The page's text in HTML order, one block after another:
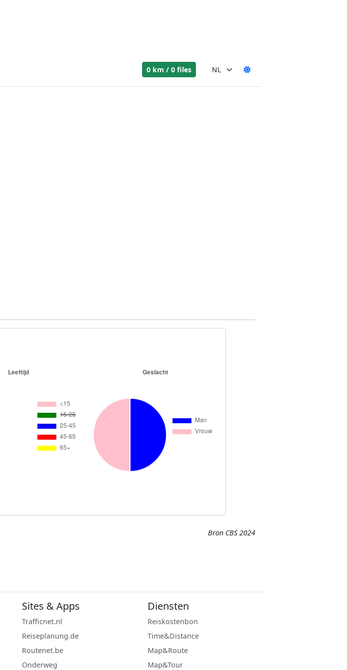
0 km / 0 files
Bron CBS 2024
Sites & Apps
Trafficnet.nl
Reiseplanung.de
Routenet.be
Onderweg
Diensten
Reiskostenbon
Time&Distance
Map&Route
Map&Tour